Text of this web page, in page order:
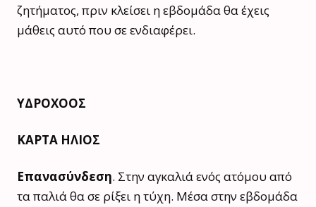
ζητήματος, πριν κλείσει η εβδομάδα θα έχεις
μάθεις αυτό που σε ενδιαφέρει.
ΥΔΡΟΧΟΟΣ
ΚΑΡΤΑ ΗΛΙΟΣ
Επανασύνδεση. Στην αγκαλιά ενός ατόμου από
τα παλιά θα σε ρίξει η τύχη. Μέσα στην εβδομάδα